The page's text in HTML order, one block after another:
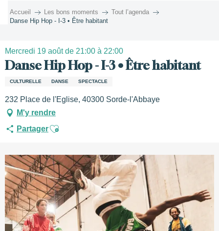
Accueil Les bons moments
Tout l’agenda
Danse Hip Hop - I-3 • Être habitant
Mercredi 19 août de 21:00 à 22:00
Danse Hip Hop - I-3 • Être habitant
CULTURELLE DANSE SPECTACLE
232 Place de l'Eglise, 40300 Sorde-l'Abbaye
M'y rendre
PartagerAjouter aux favoris